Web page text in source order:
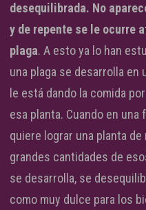
desequilibrada. No
y de repente se le ocurre
plaga. A esto ya lo han
una plaga se desarrolla
le está dando la comida
esa planta. Cuando en
quiere lograr una planta de
grandes cantidades de
se desarrolla, se
como muy dulce para los